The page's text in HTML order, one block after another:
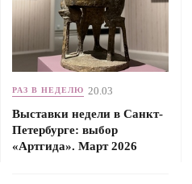
РАЗ В НЕДЕЛЮ 20.03
Выставки недели в Санкт-
Петербурге: выбор
«Артгида». Март 2026